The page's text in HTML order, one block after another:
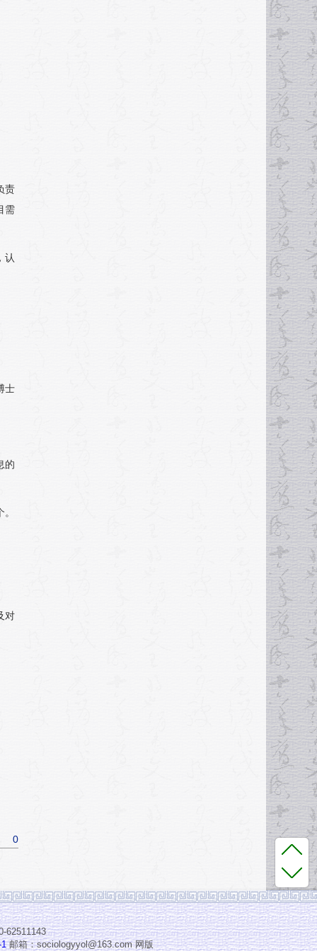
责
需
认
士
的
对
0
62511143
邮箱：sociologyyol@163.com 网版